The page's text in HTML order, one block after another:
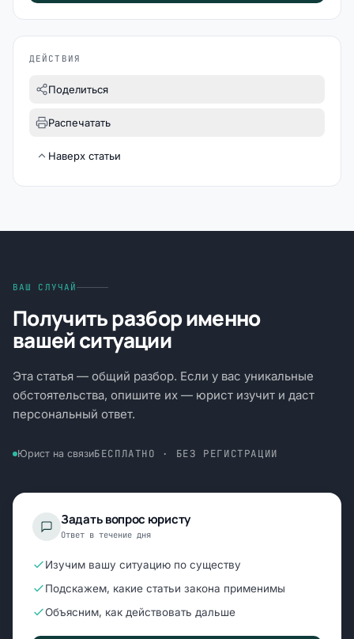
ДЕЙСТВИЯ
Поделиться
Распечатать
Наверх статьи
ВАШ СЛУЧАЙ
Получить разбор именно
вашей ситуации
Эта статья — общий разбор. Если у вас уникальные
обстоятельства, опишите их — юрист изучит и даст
персональный ответ.
Юрист на связиБЕСПЛАТНО · БЕЗ РЕГИСТРАЦИИ
Задать вопрос юристу
Ответ в течение дня
Изучим вашу ситуацию по существу
Подскажем, какие статьи закона применимы
Объясним, как действовать дальше